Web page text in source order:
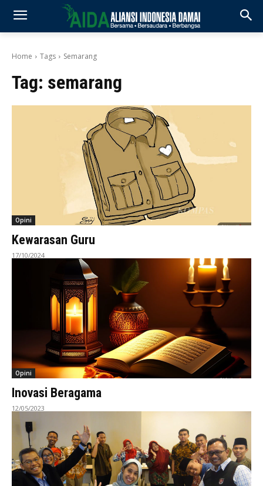
Home Tags Semarang
Tag: semarang
Opini
Kewarasan Guru
17/10/2024
Opini
Inovasi Beragama
12/05/2023